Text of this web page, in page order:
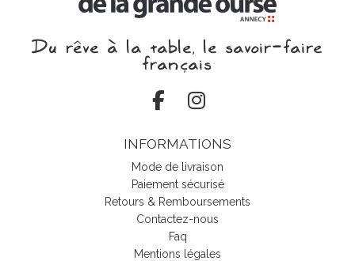
Du rêve à la table, le savoir‑faire
français
INFORMATIONS
Mode de livraison
Paiement sécurisé
Retours & Remboursements
Contactez-nous
Faq
Mentions légales